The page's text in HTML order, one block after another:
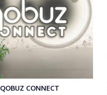
QOBUZ CONNECT